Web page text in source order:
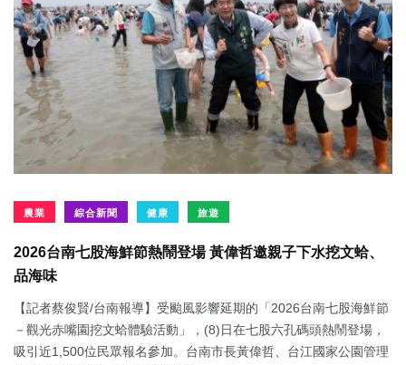
農業 綜合新聞 健康 旅遊
2026台南七股海鮮節熱鬧登場 黃偉哲邀親子下水挖文蛤、
品海味
【記者蔡俊賢/台南報導】受颱風影響延期的「2026台南七股海鮮節
－觀光赤嘴園挖文蛤體驗活動」，(8)日在七股六孔碼頭熱鬧登場，
吸引近1,500位民眾報名參加。台南市長黃偉哲、台江國家公園管理